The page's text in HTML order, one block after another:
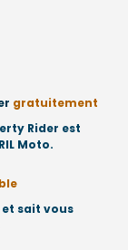
gratuitement
Rider est
Moto.
sait vous